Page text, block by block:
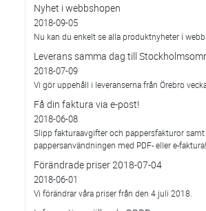
Nyhet i webbshopen
2018-09-05
Nu kan du enkelt se alla produktnyheter i
Leverans samma dag till
2018-07-09
Vi gör uppehåll i leveranserna från Örebro
Få din faktura via e-post!
2018-06-08
Slipp fakturaavgifter och pappersfakturor
pappersanvändningen med PDF- eller e-faktura!
Förändrade priser 2018-07-04
2018-06-01
Vi förändrar våra priser från den 4 juli 2018.